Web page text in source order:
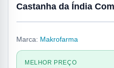
Castanha da Índia
Marca: Makrofarma
MELHOR PREÇO